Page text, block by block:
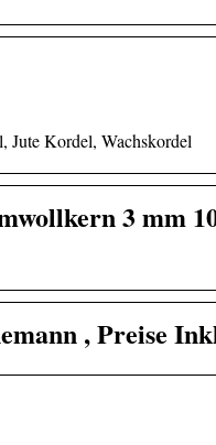
Jute Kordel, Wachskordel
3 mm
, Preise